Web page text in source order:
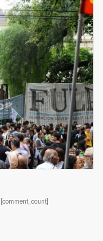
[comment_count]